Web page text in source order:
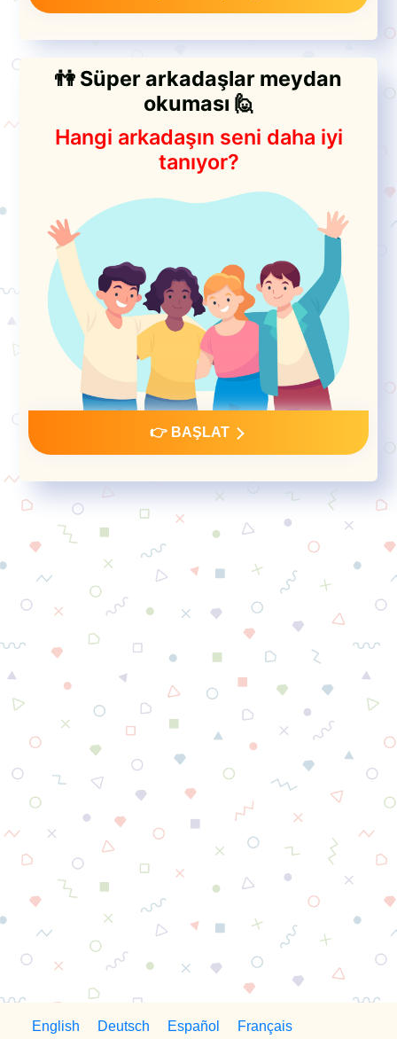
👫 Süper arkadaşlar meydan
okuması 🙋
Hangi arkadaşın seni daha iyi
tanıyor?
👉 BAŞLAT
English Deutsch Español Français